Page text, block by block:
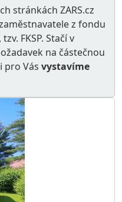
stránkách ZARS.cz
z fondu
, tzv. FKSP. Stačí v
na částečnou
pro Vás vystavíme